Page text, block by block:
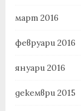
март 2016
февруари 2016
януари 2016
декември 2015